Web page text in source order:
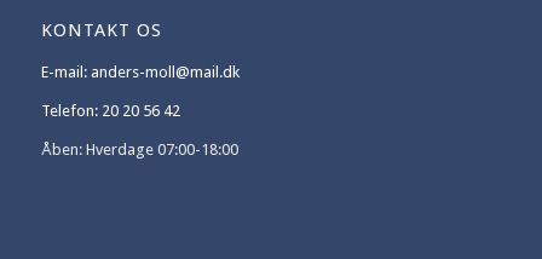
KONTAKT OS
E-mail: anders-moll@mail.dk
Telefon: 20 20 56 42
Åben: Hverdage 07:00-18:00